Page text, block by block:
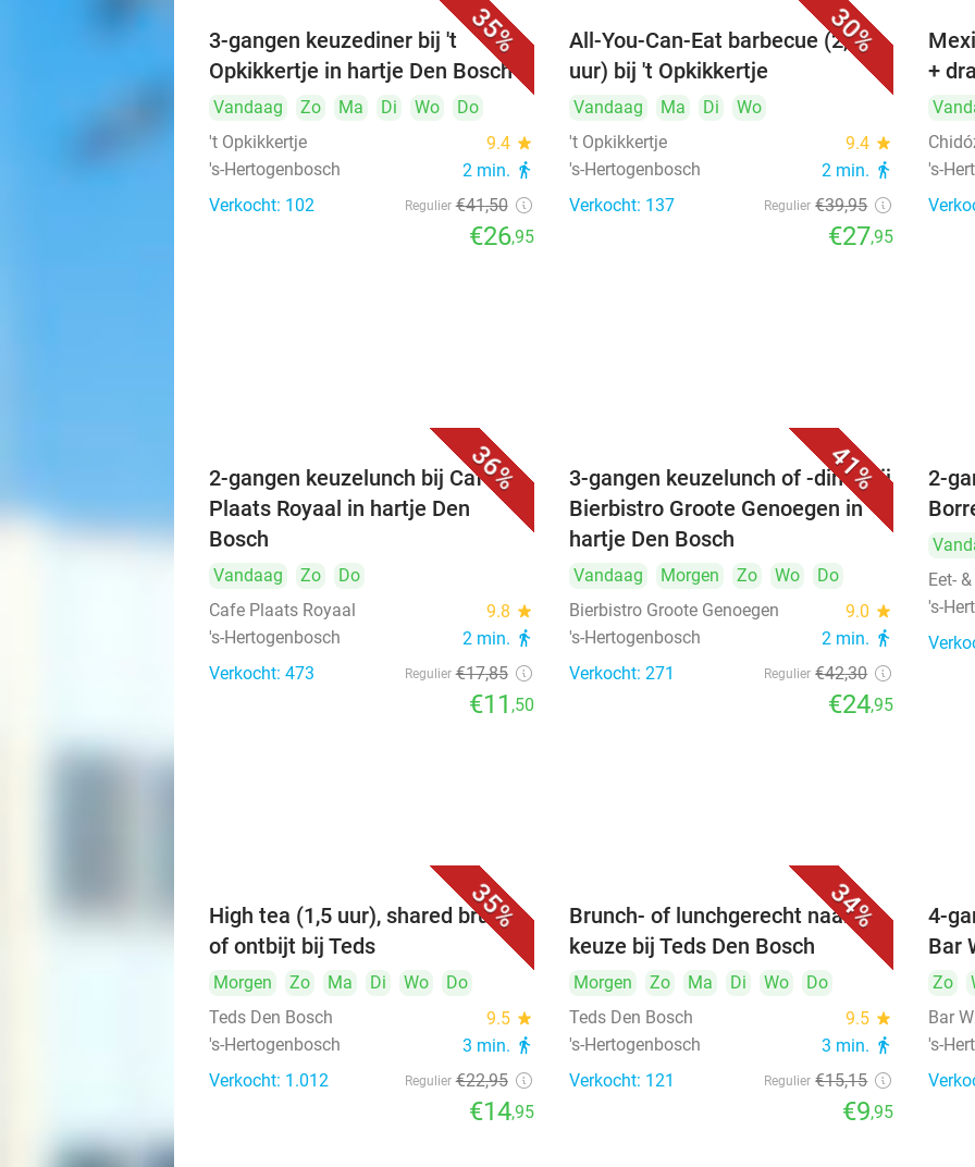
35%
3-gangen keuzediner bij 't
Opkikkertje in hartje Den Bosch
Vandaag Zo Ma Di Wo
Do
't Opkikkertje
9.4 star
's-Hertogenbosch 2 min. directions_walk
Verkocht: 102 Regulier €41,50
€26,95
30%
All-You-Can-Eat barbecue (2,5
uur) bij 't Opkikkertje
Vandaag Ma Di
Wo
't Opkikkertje
9.4 star
's-Hertogenbosch 2 min. directions_walk
Verkocht: 137 Regulier €39,95
€27,95
+
's-
36%
2-gangen keuzelunch bij Café
Plaats Royaal in hartje Den
Bosch
Vandaag Zo
Do
Cafe Plaats Royaal
9.8 star
's-Hertogenbosch 2 min. directions_walk
Verkocht: 473 Regulier €17,85
€11 ,50
41%
3-gangen keuzelunch of -diner bij
Bierbistro Groote Genoegen in
hartje Den Bosch
Vandaag Morgen Zo Wo
Do
Bierbistro Groote Genoegen
9.0 star
's-Hertogenbosch 2 min. directions_walk
Verkocht: 271 Regulier €42,30
€24,95
2-
Eet-
's-
35%
High tea (1,5 uur), shared brunch
of ontbijt bij Teds
Morgen Zo Ma Di Wo
Do
Teds Den Bosch
9.5 star
's-Hertogenbosch 3 min. directions_walk
Verkocht: 1.012 Regulier €22,95
€14,95
34%
Brunch- of lunchgerecht naar
keuze bij Teds Den Bosch
Morgen Zo Ma Di Wo
Do
Teds Den Bosch
9.5 star
's-Hertogenbosch 3 min. directions_walk
Verkocht: 121 Regulier €15,15
€9,95
4-
Bar
Zo
Bar
's-